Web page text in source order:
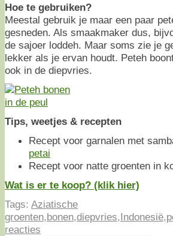
Hoe te gebruiken?
Meestal gebruik je maar een paar
gesneden. Als smaakmaker dus,
de sajoer loddeh. Maar soms zie je
lekker als je ervan houdt. Peteh
ook in de diepvries.
Tips, weetjes & recepten
Recept voor garnalen met
petai
Recept voor natte groenten in
Wat is er te koop? (klik hier)
Tags: Aziatische
groenten,bonen,diepvries,Indonesië,
reacties